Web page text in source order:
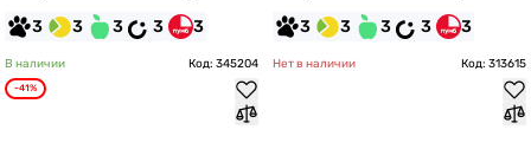
3 3 3 3 3 3 3 3 3 3
В наличии Код: 345204
-41%
Нет в наличии Код: 313615